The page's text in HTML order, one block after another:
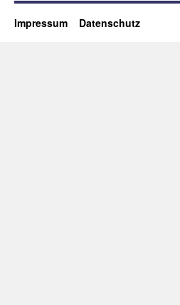
Impressum Datenschutz